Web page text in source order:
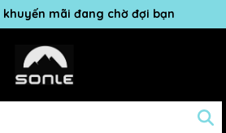
mãi đang chờ đợi bạn